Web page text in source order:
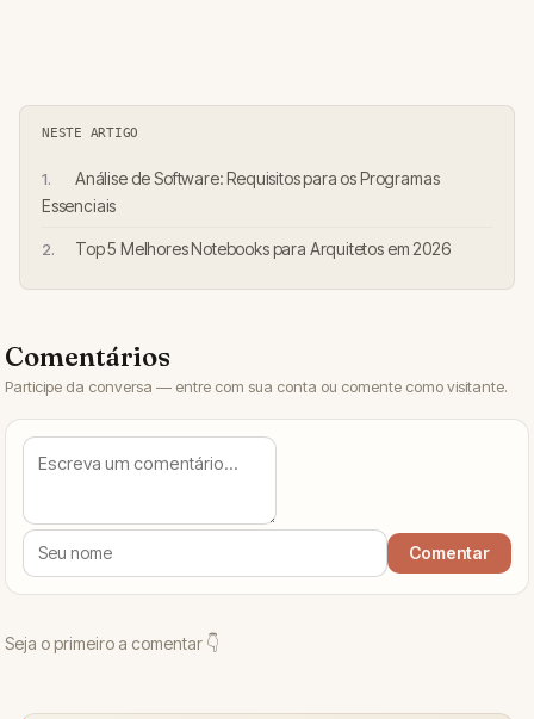
NESTE ARTIGO
Análise de Software: Requisitos para os Programas
Essenciais
Top 5 Melhores Notebooks para Arquitetos em 2026